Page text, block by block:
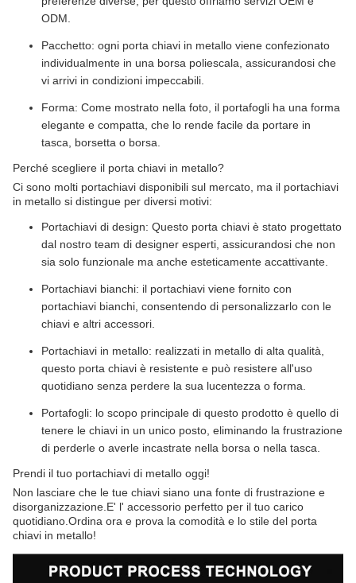
ODM.
Pacchetto: ogni porta chiavi in metallo viene confezionato
individualmente in una borsa poliescala, assicurandosi che
vi arrivi in condizioni impeccabili.
Forma: Come mostrato nella foto, il portafogli ha una forma
elegante e compatta, che lo rende facile da portare in
tasca, borsetta o borsa.
Perché scegliere il porta chiavi in metallo?
Ci sono molti portachiavi disponibili sul mercato, ma il portachiavi
in metallo si distingue per diversi motivi:
Portachiavi di design: Questo porta chiavi è stato progettato
dal nostro team di designer esperti, assicurandosi che non
sia solo funzionale ma anche esteticamente accattivante.
Portachiavi bianchi: il portachiavi viene fornito con
portachiavi bianchi, consentendo di personalizzarlo con le
chiavi e altri accessori.
Portachiavi in metallo: realizzati in metallo di alta qualità,
questo porta chiavi è resistente e può resistere all'uso
quotidiano senza perdere la sua lucentezza o forma.
Portafogli: lo scopo principale di questo prodotto è quello di
tenere le chiavi in un unico posto, eliminando la frustrazione
di perderle o averle incastrate nella borsa o nella tasca.
Prendi il tuo portachiavi di metallo oggi!
Non lasciare che le tue chiavi siano una fonte di frustrazione e
disorganizzazione.E' l' accessorio perfetto per il tuo carico
quotidiano.Ordina ora e prova la comodità e lo stile del porta
chiavi in metallo!